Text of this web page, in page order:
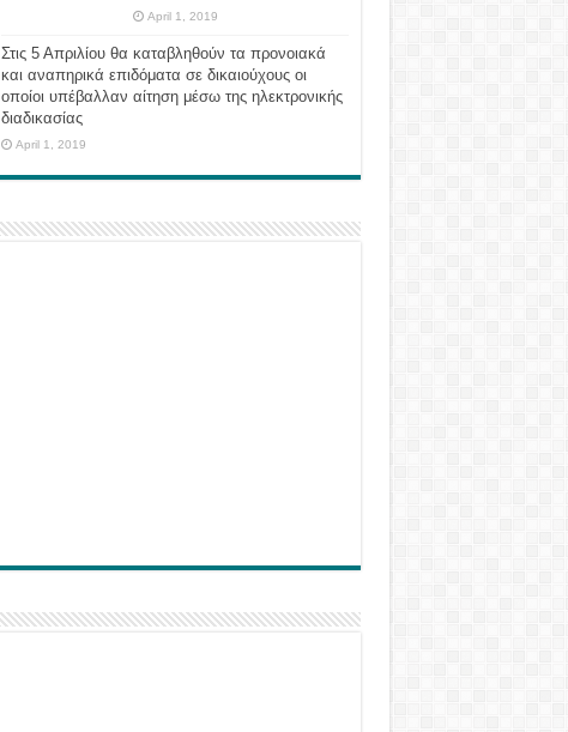
April 1, 2019
Στις 5 Απριλίου θα καταβληθούν τα προνοιακά
και αναπηρικά επιδόματα σε δικαιούχους οι
οποίοι υπέβαλλαν αίτηση μέσω της ηλεκτρονικής
διαδικασίας
April 1, 2019